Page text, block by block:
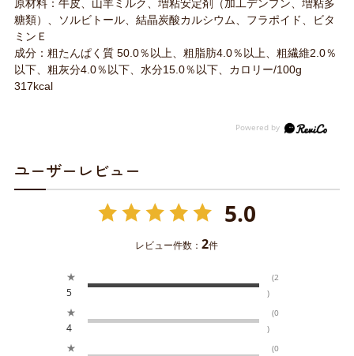
原材料：牛皮、山羊ミルク、増粘安定剤（加工デンプン、増粘多
糖類）、ソルビトール、結晶炭酸カルシウム、フラポイド、ビタ
ミンＥ
成分：粗たんぱく質 50.0％以上、粗脂肪4.0％以上、粗繊維2.0％
以下、粗灰分4.0％以下、水分15.0％以下、カロリー/100g
317kcal
ユーザーレビュー
5.0
レビュー件数：2件
★
5
(2
)
★
4
(0
)
★
(0